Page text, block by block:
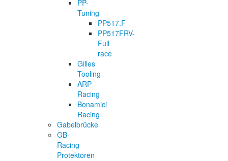
PP-
Tuning
PP517.F
PP517FRV-
Full
race
Gilles
Tooling
ARP
Racing
Bonamici
Racing
Gabelbrücke
GB-
Racing
Protektoren